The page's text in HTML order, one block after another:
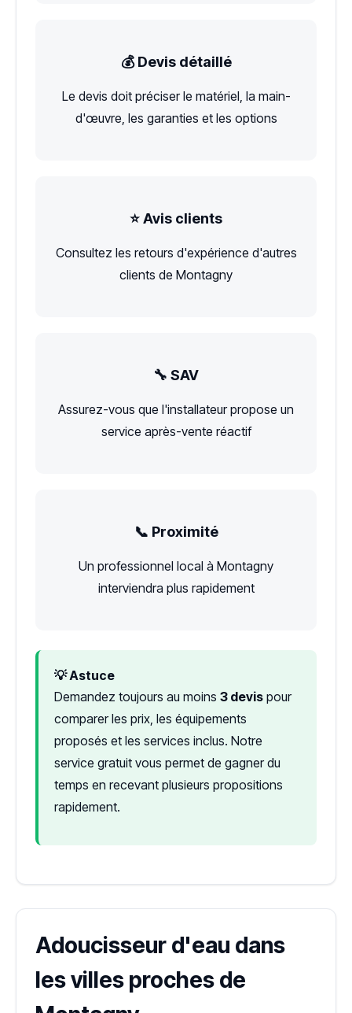
💰 Devis détaillé
Le devis doit préciser le matériel, la main-
d'œuvre, les garanties et les options
⭐ Avis clients
Consultez les retours d'expérience d'autres
clients de Montagny
🔧 SAV
Assurez-vous que l'installateur propose un
service après-vente réactif
📞 Proximité
Un professionnel local à Montagny
interviendra plus rapidement
💡 Astuce
Demandez toujours au moins 3 devis pour
comparer les prix, les équipements
proposés et les services inclus. Notre
service gratuit vous permet de gagner du
temps en recevant plusieurs propositions
rapidement.
Adoucisseur d'eau dans
les villes proches de